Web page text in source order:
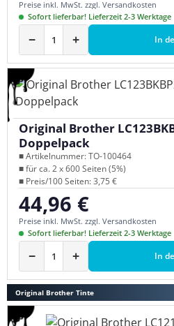
Preise inkl. MwSt. zzgl. Versandkosten
Sofort lieferbar! Lieferzeit 2-3 Werktage
− + In
Original Brother
Doppelpack
■ Artikelnummer: TO-100464
■ für ca. 2 x 600 Seiten (5%)
■ Preis/100 Seiten: 3,75 €
Regulärer Preis:
44,96 €
Preise inkl. MwSt. zzgl. Versandkosten
Sofort lieferbar! Lieferzeit 2-3 Werktage
− + In
Original Brother Tinte